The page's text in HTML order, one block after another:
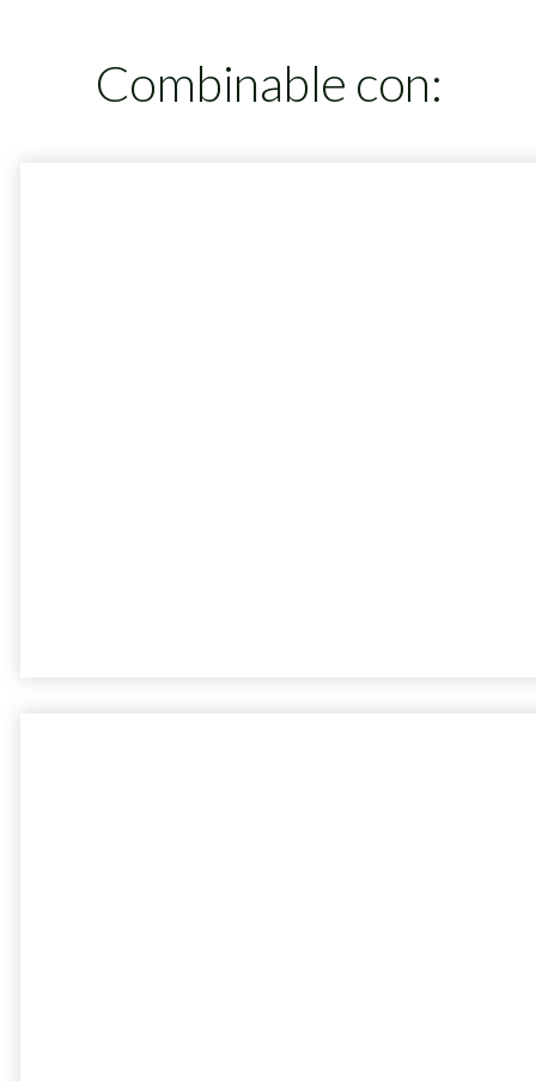
Combinable con: